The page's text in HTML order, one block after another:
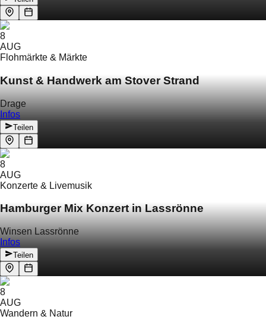
8
AUG
Flohmärkte & Märkte
Kunst & Handwerk am Stover Strand
Drage
Infos
Teilen
8
AUG
Konzerte & Livemusik
Hamburger Mix Konzert in Lassrönne
Winsen Lassrönne
Infos
Teilen
8
AUG
Wandern & Natur